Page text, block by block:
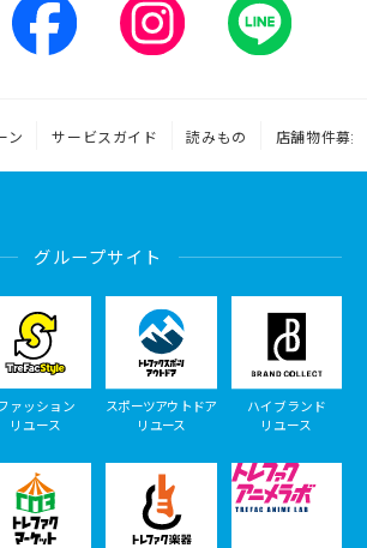
ン サービスガイド 読みもの 店舗物件募集
グループサイト
ァッション
リユース
スポーツアウトドア
リユース
ハイブランド
リユース